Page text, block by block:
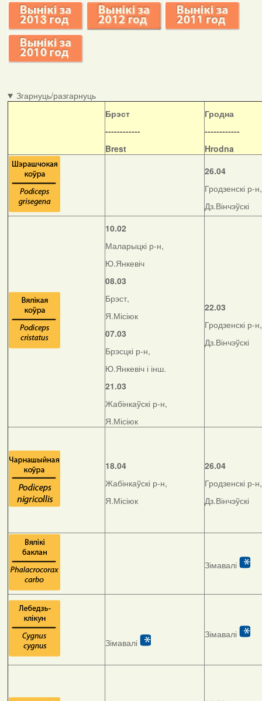
Згарнуць/разгарнуць
Брэст
------------
Brest
Гродна
------------
Hrodna
26.04
Гродзенскі р-н,
Дз.Вінчэўскі
10.02
Маларыцкі р-н,
Ю.Янкевіч
08.03
Брэст,
Я.Місіюк
07.03
Брэсцкі р-н,
Ю.Янкевіч і інш.
21.03
Жабінкаўскі р-н,
Я.Місіюк
22.03
Гродзенскі р-н,
Дз.Вінчэўскі
18.04
Жабінкаўскі р-н,
Я.Місіюк
26.04
Гродзенскі р-н,
Дз.Вінчэўскі
Зімавалі
Зімавалі
Зімавалі